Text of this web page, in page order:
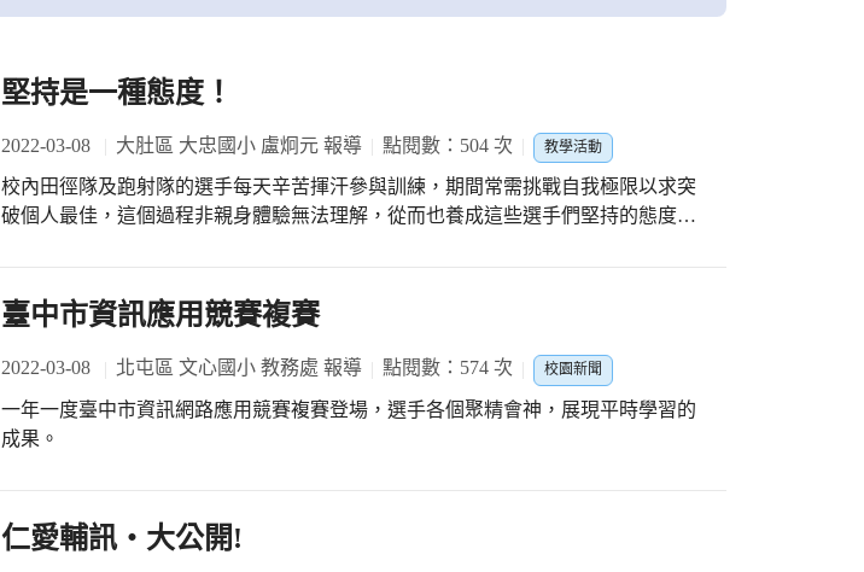
堅持是一種態度！
2022-03-08 大肚區 大忠國小 盧炯元 報導 點閱數：504 次 教學活動
校內田徑隊及跑射隊的選手每天辛苦揮汗參與訓練，期間常需挑戰自我極限以求突
破個人最佳，這個過程非親身體驗無法理解，從而也養成這些選手們堅持的態度，
臺中市資訊應用競賽複賽
2022-03-08 北屯區 文心國小 教務處 報導 點閱數：574 次 校園新聞
一年一度臺中市資訊網路應用競賽複賽登場，選手各個聚精會神，展現平時學習的
成果。
仁愛輔訊‧大公開!